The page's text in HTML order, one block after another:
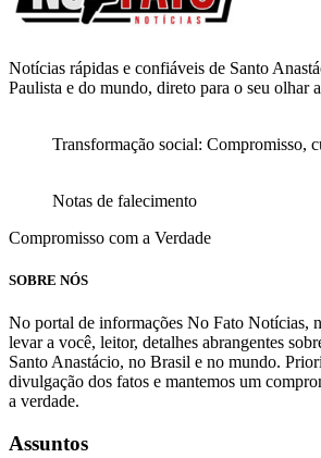
Notícias rápidas e confiáveis de Santo
Paulista e do mundo, direto para o seu olhar
Transformação social: Compromisso,
Notas de falecimento
Compromisso com a Verdade
SOBRE NÓS
No portal de informações No Fato Notícias,
levar a você, leitor, detalhes abrangentes
Santo Anastácio, no Brasil e no mundo.
divulgação dos fatos e mantemos um
a verdade.
Assuntos